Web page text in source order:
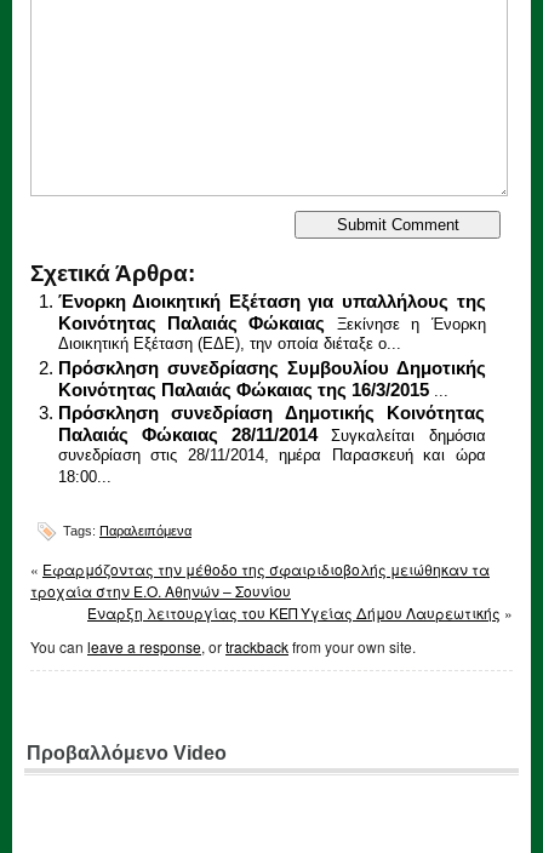
Σχετικά Άρθρα:
Ένορκη Διοικητική Εξέταση για υπαλλήλους της
Κοινότητας Παλαιάς Φώκαιας
Ξεκίνησε η Ένορκη
Διοικητική Εξέταση (ΕΔΕ), την οποία διέταξε ο...
Πρόσκληση συνεδρίασης Συμβουλίου Δημοτικής
Κοινότητας Παλαιάς Φώκαιας της 16/3/2015 ...
Πρόσκληση συνεδρίαση Δημοτικής Κοινότητας
Παλαιάς Φώκαιας 28/11/2014
Συγκαλείται δημόσια
συνεδρίαση στις 28/11/2014, ημέρα Παρασκευή και ώρα
18:00...
Tags: Παραλειπόμενα
« Εφαρμόζοντας την μέθοδο της σφαιριδιοβολής μειώθηκαν τα
τροχαία στην Ε.Ο. Αθηνών – Σουνίου
Έναρξη λειτουργίας του ΚΕΠ Υγείας Δήμου Λαυρεωτικής »
You can leave a response, ortrackbackfrom your own site.
Προβαλλόμενο Video